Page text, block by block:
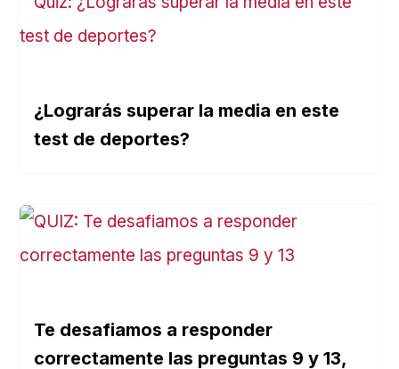
¿Lograrás superar la media en este
test de deportes?
Te desafiamos a responder
correctamente las preguntas 9 y 13,